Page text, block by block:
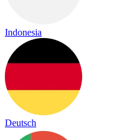
Indonesia
Deutsch